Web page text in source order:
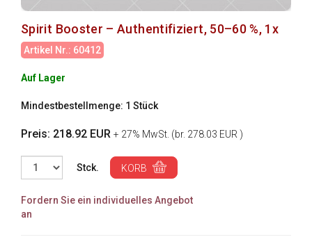
Spirit Booster – Authentifiziert, 50–60 %, 1x
Artikel Nr.: 60412
Auf Lager
Mindestbestellmenge: 1 Stück
Preis: 218.92 EUR + 27% MwSt. (br. 278.03 EUR )
Stck. KORB
Fordern Sie ein individuelles Angebot
an